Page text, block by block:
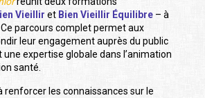
Vieillir et Bien Vieillir Équilibre – à
parcours complet permet aux
leur engagement auprès du public
expertise globale dans l’animation
santé.
les connaissances sur le